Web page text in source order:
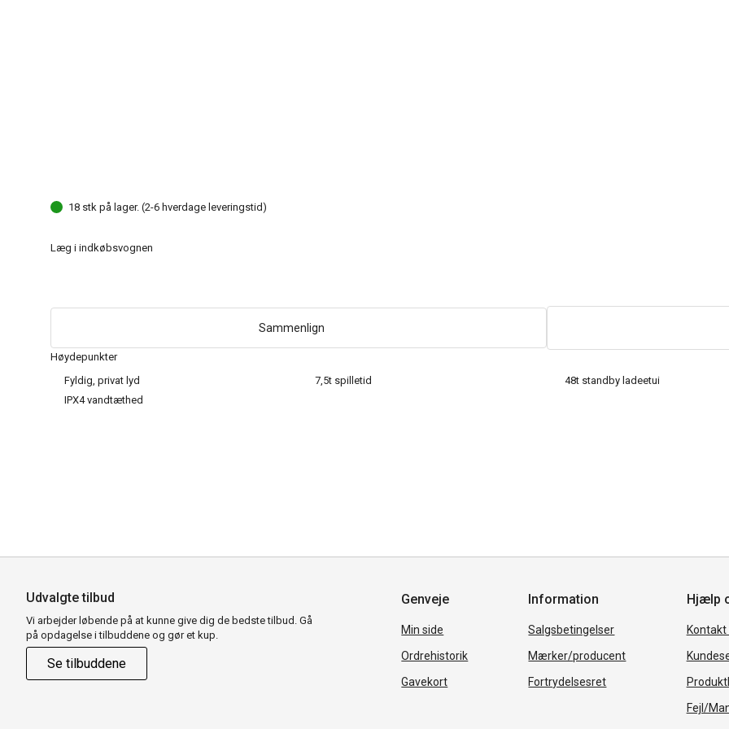
Høydepunkter
Fyldig, privat lyd
7,5t spilletid 48t standby ladeetui
IPX4 vandtæthed
18 stk på lager. (2-6 hverdage leveringstid)
Læg i indkøbsvognen
Sammenlign
Udvalgte tilbud
Vi arbejder løbende på at kunne give dig de bedste tilbud. Gå
på opdagelse i tilbuddene og gør et kup.
Se tilbuddene
Genveje
Min side
Ordrehistorik
Gavekort
Information
Salgsbetingelser
Mærker/producent
Fortrydelsesret
Hjælp
Kontakt
Fejl/